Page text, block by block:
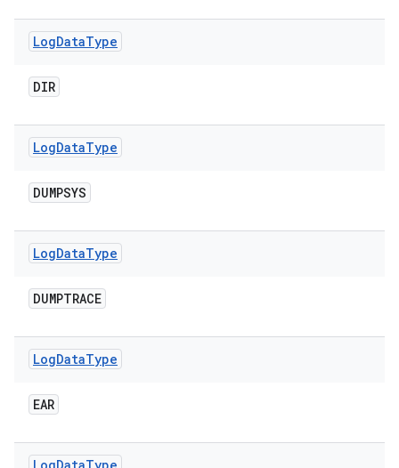
LogDataType
DIR
LogDataType
DUMPSYS
LogDataType
DUMPTRACE
LogDataType
EAR